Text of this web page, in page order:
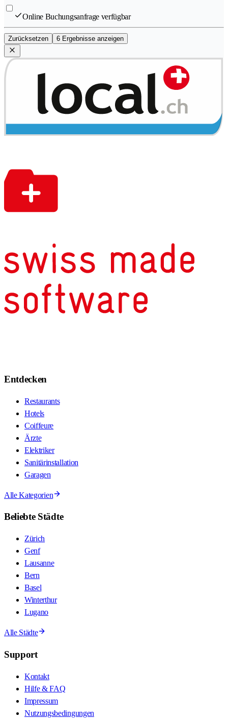
Online Buchungsanfrage verfügbar
Zurücksetzen 6 Ergebnisse anzeigen
Entdecken
Restaurants
Hotels
Coiffeure
Ärzte
Elektriker
Sanitärinstallation
Garagen
Alle Kategorien
Beliebte Städte
Zürich
Genf
Lausanne
Bern
Basel
Winterthur
Lugano
Alle Städte
Support
Kontakt
Hilfe & FAQ
Impressum
Nutzungsbedingungen